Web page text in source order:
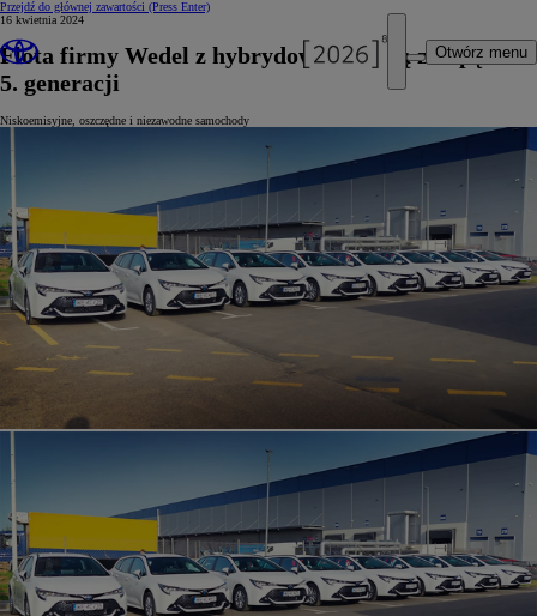
Przejdź do głównej zawartości (Press Enter)
Otwórz menu
16 kwietnia 2024
Flota firmy Wedel z hybrydową Corollą z napędem
5. generacji
Niskoemisyjne, oszczędne i niezawodne samochody